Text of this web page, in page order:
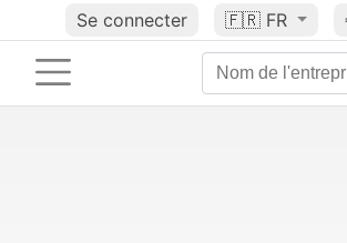
Se connecter 🇫🇷 FR